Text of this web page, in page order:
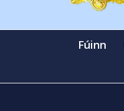
Fúinn